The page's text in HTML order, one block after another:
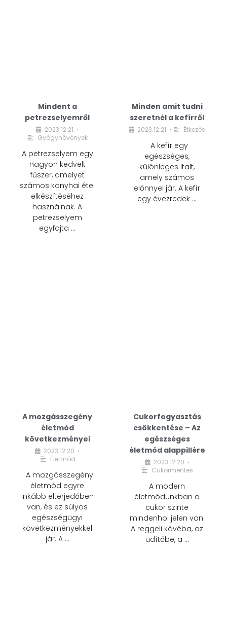
Mindent a
petrezselyemről
2023.12.21. •
Gyógynövények
A petrezselyem egy
nagyon kedvelt
fűszer, amelyet
számos konyhai étel
elkészítéséhez
használnak. A
petrezselyem
egyfajta …
Minden amit tudni
szeretnél a kefírről
2023.12.21. • Étkezés
A kefír egy
egészséges,
különleges italt,
amely számos
előnnyel jár. A kefír
egy évezredek …
A mozgásszegény
életmód
következményei
2023.12.20. •
Életmód
A mozgásszegény
életmód egyre
inkább elterjedőben
van, és ez súlyos
egészségügyi
következményekkel
jár. A …
Cukorfogyasztás
csökkentése – Az
egészséges
életmód alappillére
2023.12.20. •
Cukormentes
A modern
életmódunkban a
cukor szinte
mindenhol jelen van.
A reggeli kávéba, az
üdítőbe, a …